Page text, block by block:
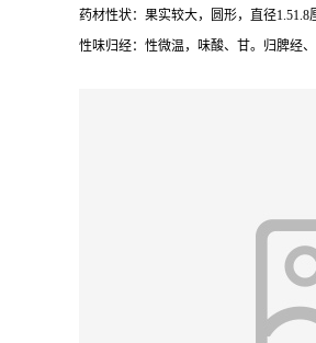
药材性状：果实较大，圆形，直径
性味归经：性微温，味酸、甘。归脾经、